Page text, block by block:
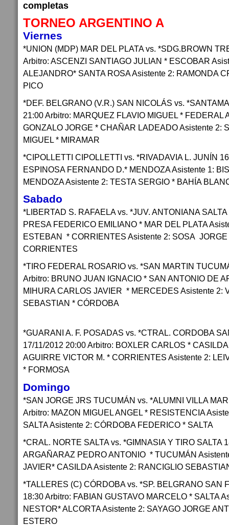
completas
TORNEO ARGENTINO A
Viernes
*UNION (MDP) MAR DEL PLATA vs. *SDG.BROWN
Arbitro: ASCENZI SANTIAGO JULIAN * ESCOBAR
ALEJANDRO* SANTA ROSA Asistente 2: RAMONDA
PICO
*DEF. BELGRANO (V.R.) SAN NICOLÁS vs.
21:00 Arbitro: MARQUEZ FLAVIO MIGUEL * FEDERAL
GONZALO JORGE * CHAÑAR LADEADO Asistente 2:
MIGUEL * MIRAMAR
*CIPOLLETTI CIPOLLETTI vs. *RIVADAVIA L. JUNÍN
ESPINOSA FERNANDO D.* MENDOZA Asistente 1:
MENDOZA Asistente 2: TESTA SERGIO * BAHÍA
Sabado
*LIBERTAD S. RAFAELA vs. *JUV. ANTONIANA
PRESA FEDERICO EMILIANO * MAR DEL PLATA
ESTEBAN * CORRIENTES Asistente 2: SOSA
CORRIENTES
*TIRO FEDERAL ROSARIO vs. *SAN MARTIN
Arbitro: BRUNO JUAN IGNACIO * SAN ANTONIO DE
MIHURA CARLOS JAVIER * MERCEDES Asistente 2:
SEBASTIAN * CÓRDOBA
*GUARANI A. F. POSADAS vs. *CTRAL. CORDOBA
17/11/2012 20:00 Arbitro: BOXLER CARLOS *
AGUIRRE VICTOR M. * CORRIENTES Asistente 2:
* FORMOSA
Domingo
*SAN JORGE JRS TUCUMÁN vs. *ALUMNI VILLA
Arbitro: MAZON MIGUEL ANGEL * RESISTENCIA
SALTA Asistente 2: CÓRDOBA FEDERICO * SALTA
*CRAL. NORTE SALTA vs. *GIMNASIA Y TIRO SALTA
ARGAÑARAZ PEDRO ANTONIO * TUCUMÁN
JAVIER* CASILDA Asistente 2: RANCIGLIO
*TALLERES (C) CÓRDOBA vs. *SP. BELGRANO SAN
18:30 Arbitro: FABIAN GUSTAVO MARCELO * SALTA
NESTOR* ALCORTA Asistente 2: SAYAGO JORGE
ESTERO